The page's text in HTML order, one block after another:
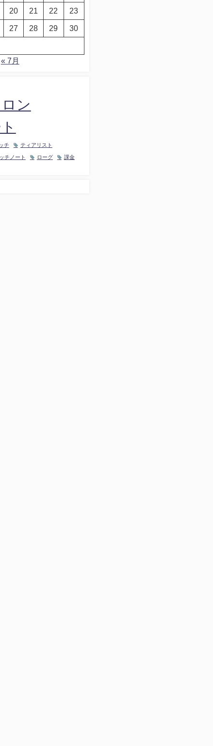
even_if_the_odds_are_stacked_agains...
20 21 22 23
27 28 29 30
« 7月
ン
チ ティアリスト
チノート ローグ 課金